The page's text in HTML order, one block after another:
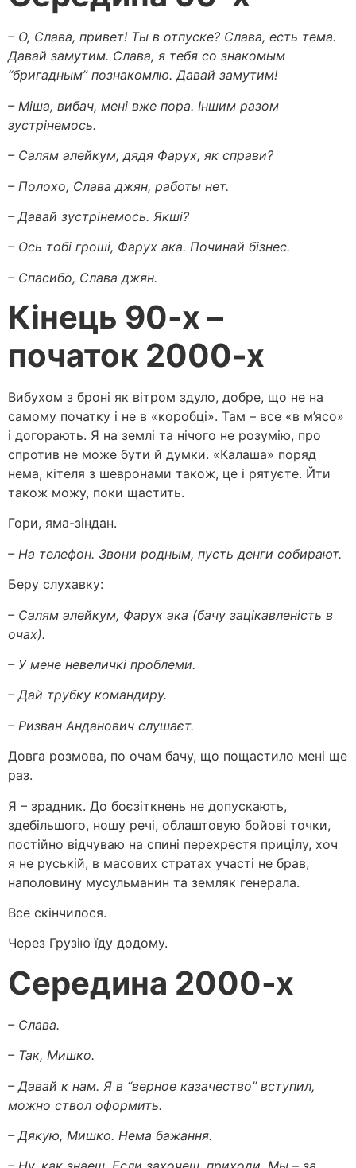
– О, Слава, привет! Ты в отпуске? Слава, есть тема.
Давай замутим. Слава, я тебя со знакомым
“бригадным” познакомлю. Давай замутим!
– Міша, вибач, мені вже пора. Іншим разом
зустрінемось.
– Салям алейкум, дядя Фарух, як справи?
– Полохо, Слава джян, работы нет.
– Давай зустрінемось. Якші?
– Ось тобі гроші, Фарух ака. Починай бізнес.
– Спасибо, Слава джян.
Кінець 90-х –
початок 2000-х
Вибухом з броні як вітром здуло, добре, що не на
самому початку і не в «коробці». Там – все «в м’ясо»
і догорають. Я на землі та нічого не розумію, про
спротив не може бути й думки. «Калаша» поряд
нема, кітеля з шевронами також, це і рятуєте. Йти
також можу, поки щастить.
Гори, яма-зіндан.
– На телефон. Звони родным, пусть денги собирают.
Беру слухавку:
– Салям алейкум, Фарух ака (бачу зацікавленість в
очах).
– У мене невеличкі проблеми.
– Дай трубку командиру.
– Ризван Анданович слушаєт.
Довга розмова, по очам бачу, що пощастило мені ще
раз.
Я – зрадник. До боєзіткнень не допускають,
здебільшого, ношу речі, облаштовую бойові точки,
постійно відчуваю на спині перехрестя прицілу, хоч
я не руській, в масових стратах участі не брав,
наполовину мусульманин та земляк генерала.
Все скінчилося.
Через Грузію їду додому.
Середина 2000-х
– Слава.
– Так, Мишко.
– Давай к нам. Я в “верное казачество” вступил,
можно ствол оформить.
– Дякую, Мишко. Нема бажання.